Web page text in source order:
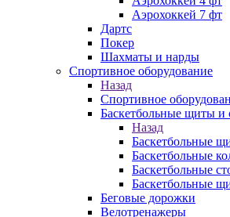
Аэрохоккей 7 фт
Дартс
Покер
Шахматы и нарды
Спортивное оборудование
Назад
Спортивное
Баскетбольные щиты и
Назад
Баскетбольные
Баскетбольные
Баскетбольные
Баскетбольные
Беговые дорожки
Велотренажеры